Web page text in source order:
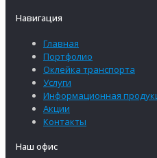
Навигация
Главная
Портфолио
Оклейка транспорта
Услуги
Информационная
Акции
Контакты
Наш офис